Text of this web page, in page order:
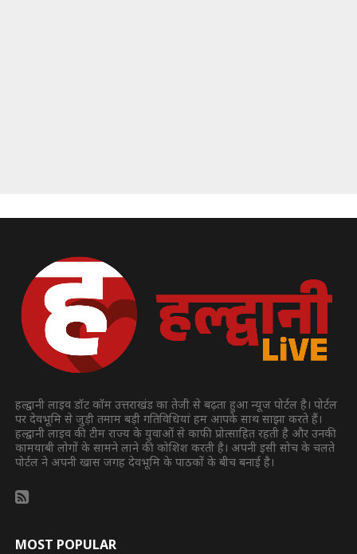
हल्द्वानी लाइव डॉट कॉम उत्तराखंड का तेजी से बढ़ता हुआ न्यूज पोर्टल है। पोर्टल
पर देवभूमि से जुड़ी तमाम बड़ी गतिविधियां हम आपके साथ साझा करते हैं।
हल्द्वानी लाइव की टीम राज्य के युवाओं से काफी प्रोत्साहित रहती है और उनकी
कामयाबी लोगों के सामने लाने की कोशिश करती है। अपनी इसी सोच के चलते
पोर्टल ने अपनी खास जगह देवभूमि के पाठकों के बीच बनाई है।
MOST POPULAR